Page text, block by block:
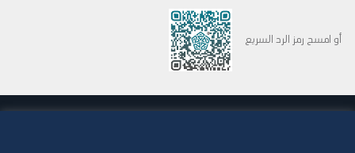
أو امسح رمز الرد السريع